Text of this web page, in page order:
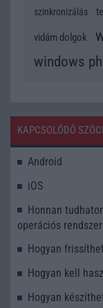
szinkronizálás
vidám dolgok
windows
KAPCSOLÓDÓ
Android
iOS
Honnan
operációs
Hogyan
Hogyan kell
Hogyan